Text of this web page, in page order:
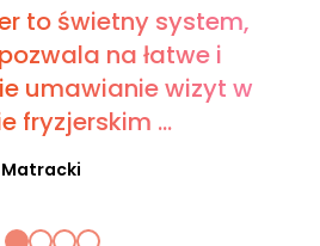
to świetny system,
na łatwe i
umawianie wizyt w
fryzjerskim ...